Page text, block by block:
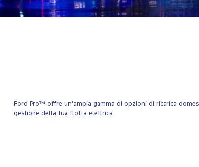
Ford Pro™ offre un'ampia gamma di opzioni di ricarica
gestione della tua flotta elettrica.